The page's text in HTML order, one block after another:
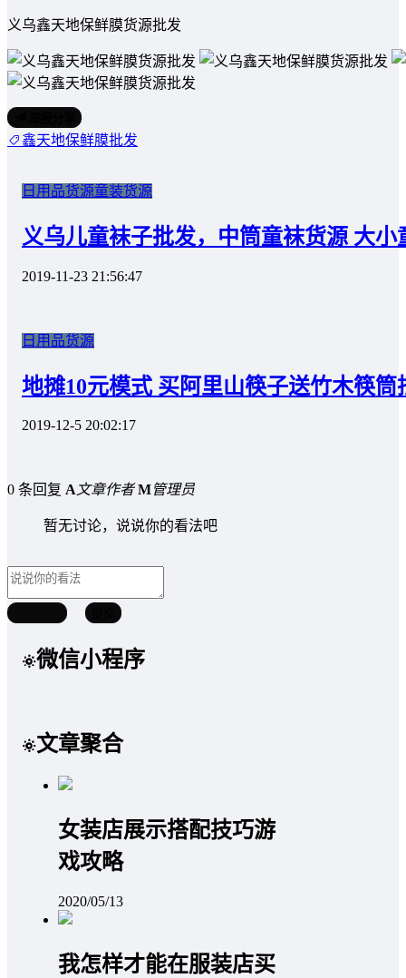
义乌鑫天地保鲜膜货源批发
鑫天地保鲜膜批发
日用品货源童装货源
义乌儿童袜子批发，中筒童袜货源 大小
2019-11-23 21:56:47
日用品货源
地摊10元模式 买阿里山筷子送竹木筷筒
2019-12-5 20:02:17
0 条回复 A文章作者 M管理员
暂无讨论，说说你的看法吧
微信小程序
文章聚合
女装店展示搭配技巧游
戏攻略
2020/05/13
我怎样才能在服装店买